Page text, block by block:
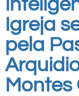
Igreja
pela
Montes